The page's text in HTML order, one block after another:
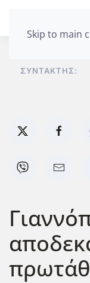
Skip to main
ΣΥΝΤΆΚΤΗΣ: